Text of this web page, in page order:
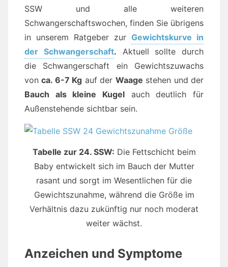
SSW und alle weiteren
Schwangerschaftswochen, finden Sie übrigens
in unserem Ratgeber zur Gewichtskurve in
der Schwangerschaft. Aktuell sollte durch
die Schwangerschaft ein Gewichtszuwachs
vonca. 6-7 Kg auf der Waage stehen und der
Bauch als kleine Kugel auch deutlich für
Außenstehende sichtbar sein.
Tabelle zur 24. SSW: Die Fettschicht beim
Baby entwickelt sich im Bauch der Mutter
rasant und sorgt im Wesentlichen für die
Gewichtszunahme, während die Größe im
Verhältnis dazu zukünftig nur noch moderat
weiter wächst.
Anzeichen und Symptome